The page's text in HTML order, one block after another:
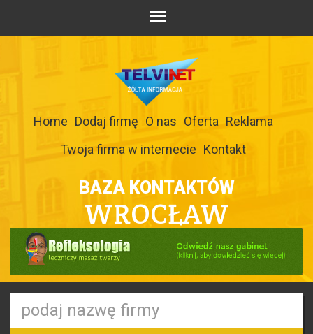
Home Dodaj firmę O nas Oferta Reklama
Twoja firma w internecie Kontakt
BAZA KONTAKTÓW
WROCŁAW